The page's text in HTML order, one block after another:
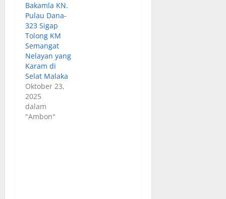
Bakamla KN.
Pulau Dana-
323 Sigap
Tolong KM
Semangat
Nelayan yang
Karam di
Selat Malaka
Oktober 23,
2025
dalam
"Ambon"